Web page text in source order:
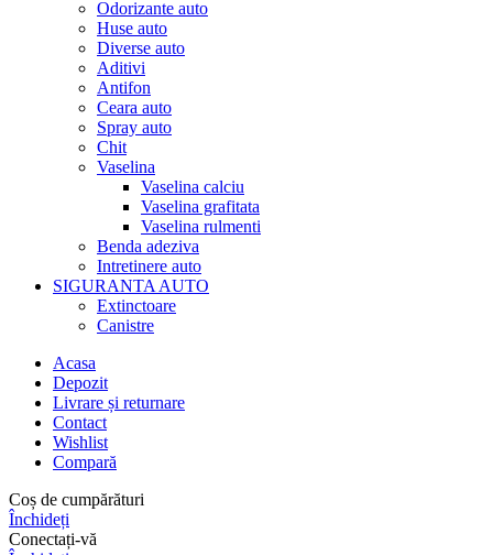
Odorizante auto
Huse auto
Diverse auto
Aditivi
Antifon
Ceara auto
Spray auto
Chit
Vaselina
Vaselina calciu
Vaselina grafitata
Vaselina rulmenti
Benda adeziva
Intretinere auto
SIGURANTA AUTO
Extinctoare
Canistre
Acasa
Depozit
Livrare și returnare
Contact
Wishlist
Compară
Coș de cumpărături
Închideți
Conectați-vă